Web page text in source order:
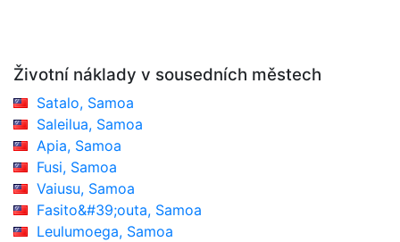
Životní náklady v sousedních městech
Satalo, Samoa
Saleilua, Samoa
Apia, Samoa
Fusi, Samoa
Vaiusu, Samoa
Fasito&#39;outa, Samoa
Leulumoega, Samoa